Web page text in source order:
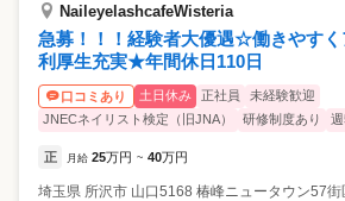
NaileyelashcafeWisteria
急募！！！経験者大優遇☆働きやす
利厚生充実★年間休日110日
口コミあり 土日休み 正社員
未経験歓迎
JNECネイリスト検定（旧JNA）
研修制度あり 週
正 月給 25万円 ~ 40万円
埼玉県 所沢市 山口5168 椿峰ニュータウン57街